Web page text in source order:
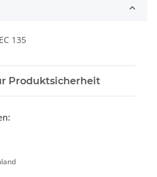
135
Produktsicherheit